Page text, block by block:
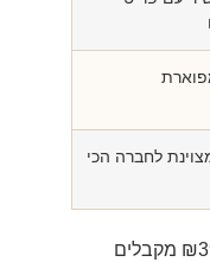
לחברה הכי
בהזמנה מעל ₪399 מקבלים